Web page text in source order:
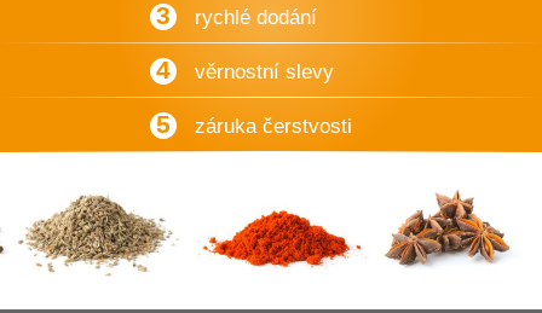
3 rychlé dodání
4 věrnostní slevy
5 záruka čerstvosti